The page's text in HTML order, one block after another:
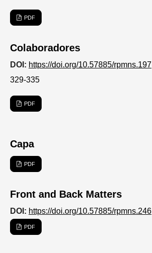
PDF
Colaboradores
DOI: https://doi.org/10.57885/rpmns.197
329-335
PDF
Capa
PDF
Front and Back Matters
DOI: https://doi.org/10.57885/rpmns.246
PDF